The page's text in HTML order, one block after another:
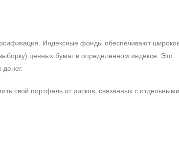
Индексные фонды обеспечивают
ценных бумаг в определенном индексе. Это
свой портфель от рисков, связанных с отдельными